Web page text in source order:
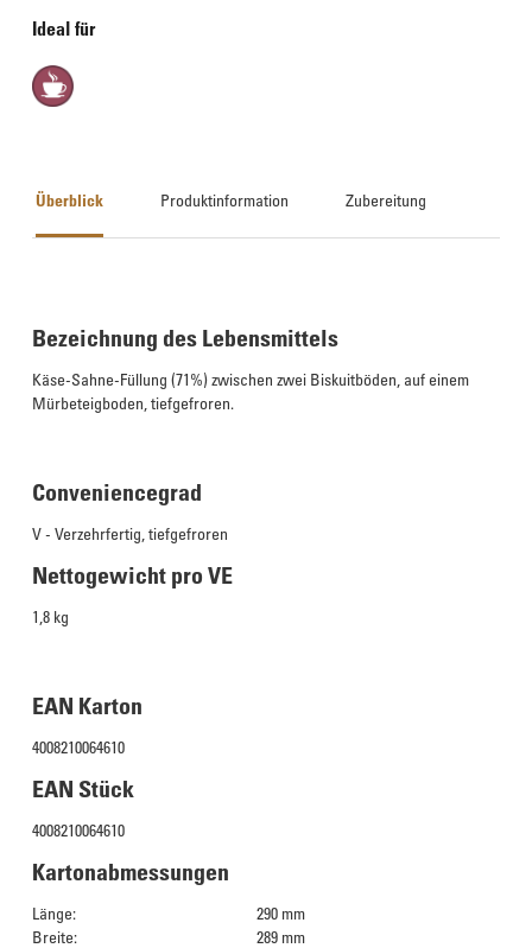
Ideal für
Überblick Produktinformation Zubereitung
Bezeichnung des Lebensmittels
Käse-Sahne-Füllung (71%) zwischen zwei Biskuitböden, auf einem
Mürbeteigboden, tiefgefroren.
Conveniencegrad
V - Verzehrfertig, tiefgefroren
Nettogewicht pro VE
1,8 kg
EAN Karton
4008210064610
EAN Stück
4008210064610
Kartonabmessungen
Länge:
290 mm
Breite:
289 mm